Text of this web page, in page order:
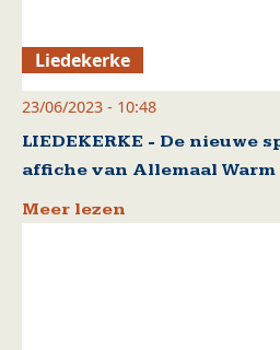
Liedekerke
23/06/2023 - 10:48
LIEDEKERKE - De nieuwe
affiche van Allemaal Warm
Meer lezen